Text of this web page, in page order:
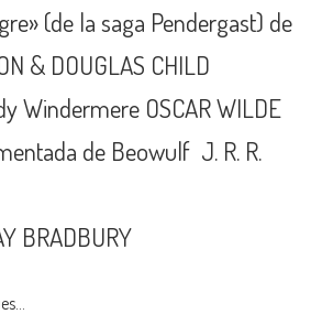
(de la saga Pendergast) de
& DOUGLAS CHILD
Windermere OSCAR WILDE
de Beowulf J. R. R.
BRADBURY